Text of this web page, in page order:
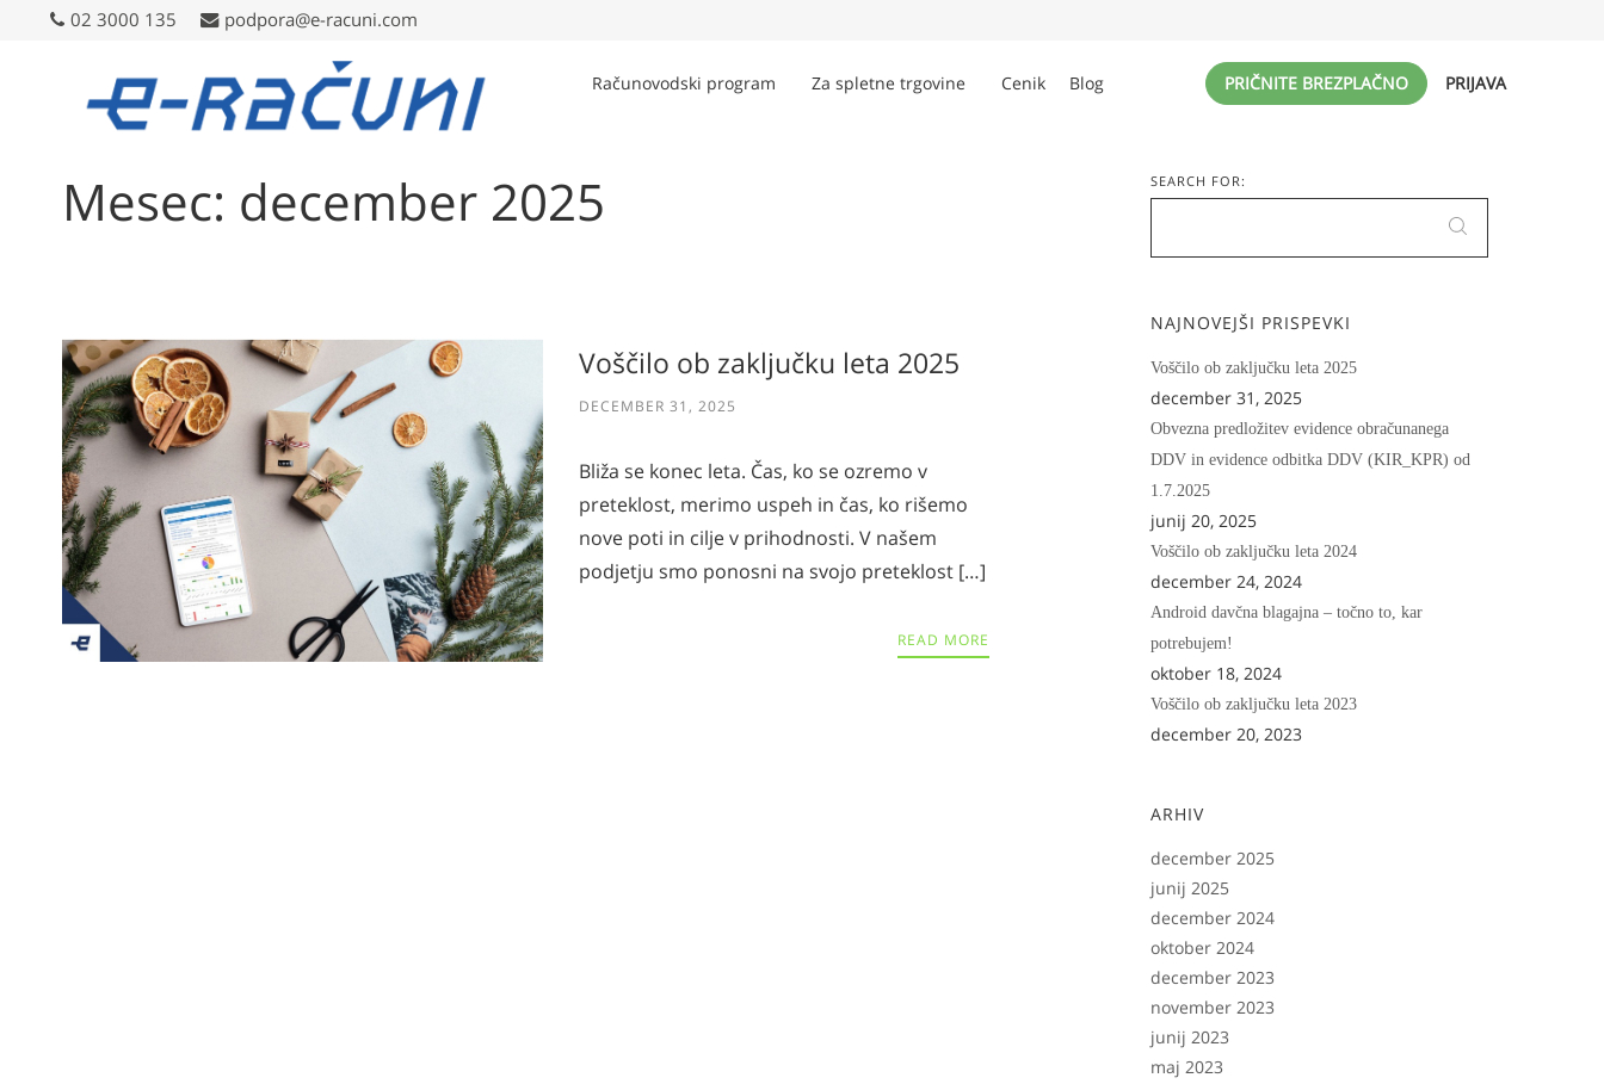
02 3000 135 podpora@e-racuni.com
Računovodski program Za spletne trgovine Cenik Blog PRIČNITE BREZPLAČNO PRIJAVA
02 3000 135 podpora@e-racuni.com
Mesec: december 2025
Voščilo ob zaključku leta 2025
DECEMBER 31, 2025
Bliža se konec leta. Čas, ko se ozremo v
preteklost, merimo uspeh in čas, ko rišemo
nove poti in cilje v prihodnosti. V našem
podjetju smo ponosni na svojo preteklost […]
READ MORE
SEARCH FOR:
NAJNOVEJŠI PRISPEVKI
Voščilo ob zaključku leta 2025
december 31, 2025
Obvezna predložitev evidence obračunanega
DDV in evidence odbitka DDV (KIR_KPR) od
1.7.2025
junij 20, 2025
Voščilo ob zaključku leta 2024
december 24, 2024
Android davčna blagajna – točno to, kar
potrebujem!
oktober 18, 2024
Voščilo ob zaključku leta 2023
december 20, 2023
ARHIV
december 2025
junij 2025
december 2024
oktober 2024
december 2023
november 2023
junij 2023
maj 2023